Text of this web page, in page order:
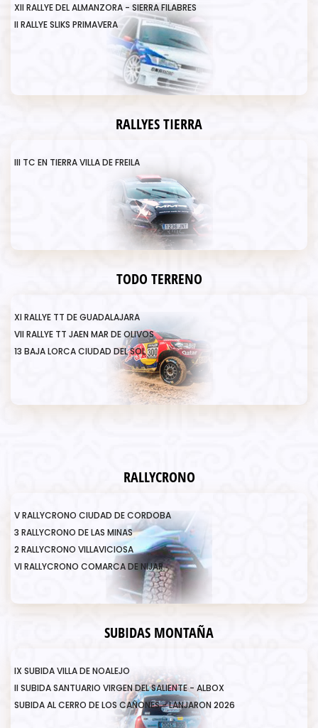
XII RALLYE DEL ALMANZORA - SIERRA FILABRES
II RALLYE SLIKS PRIMAVERA
RALLYES TIERRA
III TC EN TIERRA VILLA DE FREILA
TODO TERRENO
XI RALLYE TT DE GUADALAJARA
VII RALLYE TT JAEN MAR DE OLIVOS
13 BAJA LORCA CIUDAD DEL SOL
RALLYCRONO
V RALLYCRONO CIUDAD DE CORDOBA
3 RALLYCRONO DE LAS MINAS
2 RALLYCRONO VILLAVICIOSA
VI RALLYCRONO COMARCA DE NIJAR
SUBIDAS MONTAÑA
IX SUBIDA VILLA DE NOALEJO
II SUBIDA SANTUARIO VIRGEN DEL SALIENTE - ALBOX
SUBIDA AL CERRO DE LOS CAÑONES - LANJARON 2026